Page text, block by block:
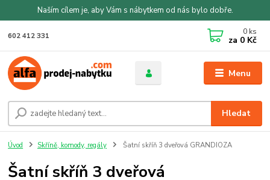
Naším cílem je, aby Vám s nábytkem od nás bylo dobře.
Menu
Hledat
602 412 331 0 ks
za 0 Kč
Úvod Skříně, komody, regály Šatní skříň 3 dveřová GRANDIOZA
Šatní skříň 3 dveřová